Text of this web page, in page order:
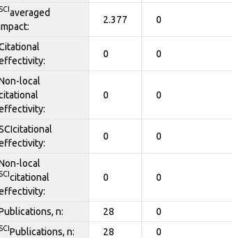
averaged
2.377 0
0 0
local
0 0
0 0
local
citational
0 0
n: 28 0
Publications, n: 28 0